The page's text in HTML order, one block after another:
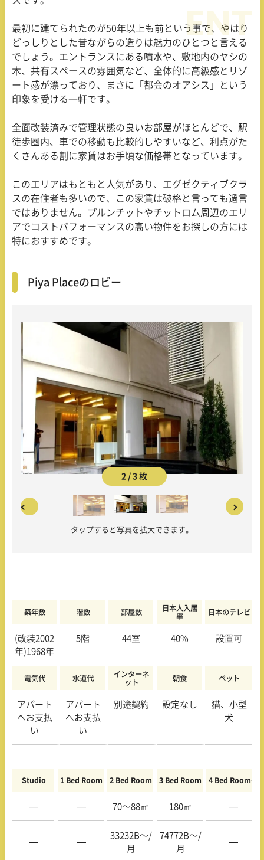
最初に建てられたのが50年以上も前という事で、やはり
どっしりとした昔ながらの造りは魅力のひとつと言える
でしょう。エントランスにある噴水や、敷地内のヤシの
木、共有スペースの雰囲気など、全体的に高級感とリゾ
ート感が漂っており、まさに「都会のオアシス」という
印象を受ける一軒です。
全面改装済みで管理状態の良いお部屋がほとんどで、駅
徒歩圏内、車での移動も比較的しやすいなど、利点がた
くさんある割に家賃はお手頃な価格帯となっています。
このエリアはもともと人気があり、エグゼクティブクラ
スの在住者も多いので、この家賃は破格と言っても過言
ではありません。プルンチットやチットロム周辺のエリ
アでコストパフォーマンスの高い物件をお探しの方には
特におすすめです。
Piya Placeのロビー
2 / 3 枚
タップすると写真を拡大できます。
築年数 階数 部屋数
日本人入居
率
日本のテレビ
(改装2002
年)1968年
5階 44室 40% 設置可
電気代 水道代
インターネ
ット
朝食 ペット
アパート
へお支払
い
アパート
へお支払
い
別途契約 設定なし
猫、小型
犬
Studio 1 Bed Room 2 Bed Room 3 Bed Room 4 Bed Room〜
— — 70〜88㎡ 180㎡ —
— —
33232B〜/
月
74772B〜/
月
—